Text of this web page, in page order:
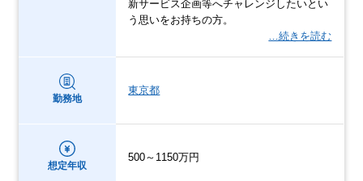
新サービス企画等へチャレンジしたいとい
う思いをお持ちの方。
…続きを読む
勤務地
東京都
想定年収
500～1150万円